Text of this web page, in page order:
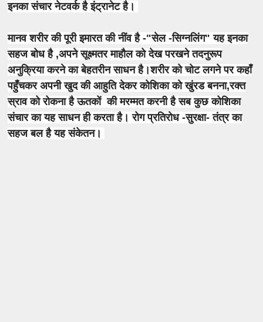
इनका संचार नेटवर्क है इंट्रानेट है।
मानव शरीर की पूरी इमारत की नींव है -"सेल -सिग्नलिंग" यह इनका
सहज बोध है ,अपने सूक्ष्मतर माहौल को देख परखने तदनुरूप
अनुक्रिया करने का बेहतरीन साधन है।शरीर को चोट लगने पर कहाँ
पहुँचकर अपनी खुद की आहुति देकर कोशिका को खुंरड बनना,रक्त
स्राव को रोकना है ऊतकों की मरम्मत करनी है सब कुछ कोशिका
संचार का यह साधन ही करता है। रोग प्रतिरोध -सुरक्षा- तंत्र का
सहज बल है यह संकेतन।